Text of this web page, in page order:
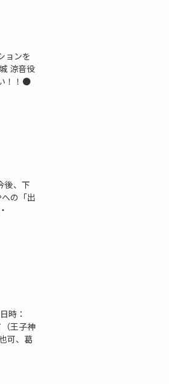
ョンを
涼音役
！！●
後、下
の「出
時：
王子神
可、葛